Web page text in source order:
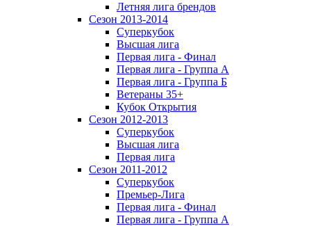
Летняя лига брендов
Сезон 2013-2014
Суперкубок
Высшая лига
Первая лига - Финал
Первая лига - Группа А
Первая лига - Группа Б
Ветераны 35+
Кубок Открытия
Сезон 2012-2013
Суперкубок
Высшая лига
Первая лига
Сезон 2011-2012
Суперкубок
Премьер-Лига
Первая лига - Финал
Первая лига - Группа А